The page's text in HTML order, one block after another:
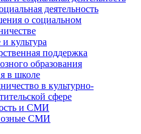
деятельность
о социальном
культура
поддержка
образования
в школе
в культурно-
сфере
и СМИ
СМИ